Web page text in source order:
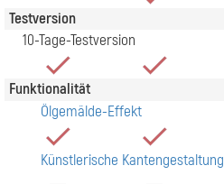
Testversion
10-Tage-Testversion
Funktionalität
Ölgemälde-Effekt
Künstlerische Kantengestaltung